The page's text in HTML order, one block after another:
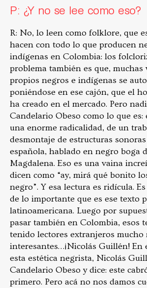
P: ¿Y no se lee como eso?
R: No, lo leen como folklore, que
hacen con todo lo que producen
indígenas en Colombia: los
problema también es que, muchas
propios negros e indígenas se
poniéndose en ese cajón, que el
ha creado en el mercado. Pero
Candelario Obeso como lo que es:
una enorme radicalidad, de un
desmontaje de estructuras
española, hablado en negro boga
Magdalena. Eso es una vaina
dicen como “ay, mirá qué bonito
negro”. Y esa lectura es ridícula.
de lo importante que es ese texto
latinoamericana. Luego por
pasar también en Colombia, esos
tenido lectores extranjeros mucho
interesantes…¡Nicolás Guillén! En
esta estética negrista, Nicolás
Candelario Obeso y dice: este
primero. Pero acá no nos damos